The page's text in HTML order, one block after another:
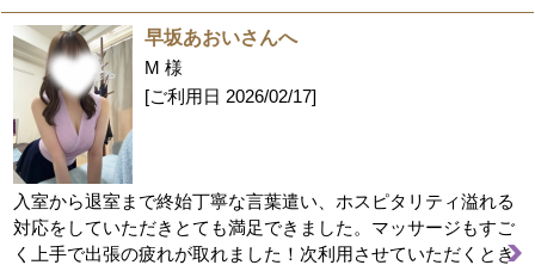
早坂あおいさんへ
M 様
[ご利用日 2026/02/17]
入室から退室まで終始丁寧な言葉遣い、ホスピタリティ溢れる
対応をしていただきとても満足できました。マッサージもすご
く上手で出張の疲れが取れました！次利用させていただくとき